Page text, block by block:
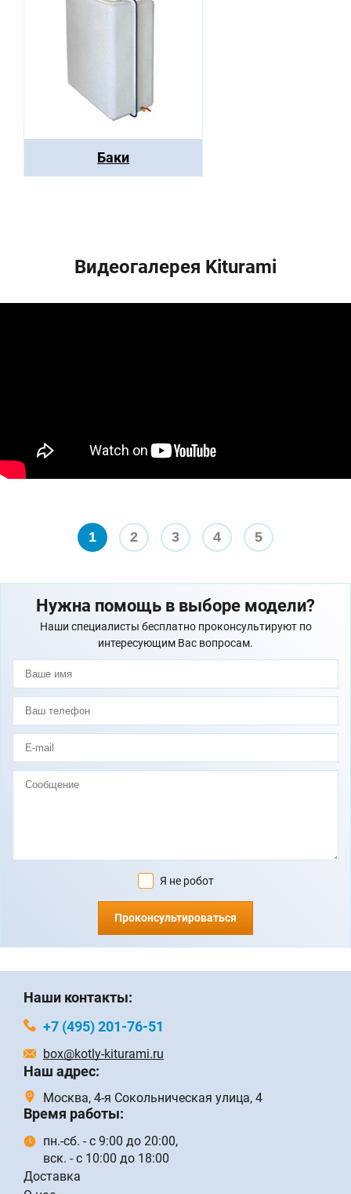
Баки
Видеогалерея Kiturami
1 2 3 4 5
Нужна помощь в выборе модели?
Наши специалисты бесплатно проконсультируют по
интересующим Вас вопросам.
Я не робот
Проконсультироваться
Наши контакты:
+7 (495) 201-76-51
box@kotly-kiturami.ru
Наш адрес:
Москва, 4-я Сокольническая улица, 4
Время работы:
пн.-сб. - с 9:00 до 20:00,
вск. - с 10:00 до 18:00
Доставка